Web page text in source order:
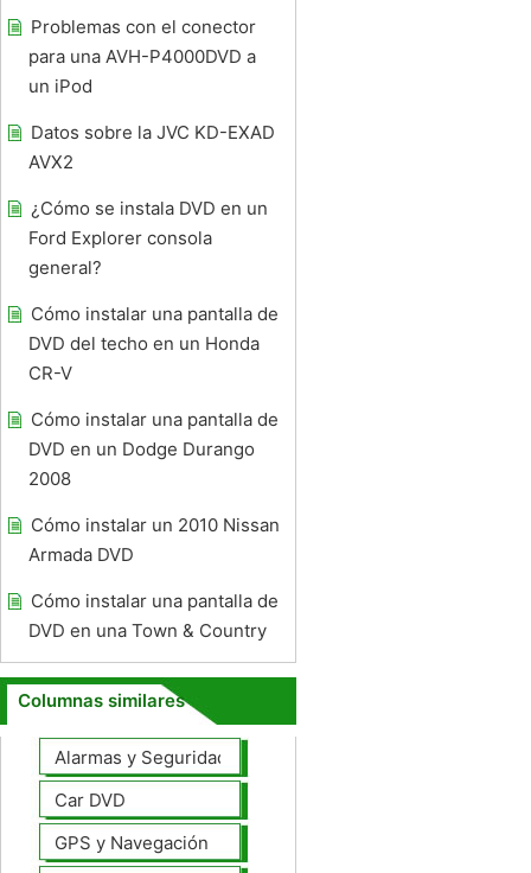
Problemas con el conector
para una AVH-P4000DVD a
un iPod
Datos sobre la JVC KD-EXAD
AVX2
¿Cómo se instala DVD en un
Ford Explorer consola
general?
Cómo instalar una pantalla de
DVD del techo en un Honda
CR-V
Cómo instalar una pantalla de
DVD en un Dodge Durango
2008
Cómo instalar un 2010 Nissan
Armada DVD
Cómo instalar una pantalla de
DVD en una Town & Country
Columnas similares
Alarmas y Seguridad
Car DVD
GPS y Navegación